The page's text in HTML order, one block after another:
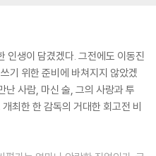
터슨
다르덴
미끄러진 그 자리에서 다시 일어
속에서 ‘다른 누구라도’라는 익명
픔을 남기며 끝났다고 해서 그 경
리사」에서 유일하게 마이클의 시
드디어 출간!
아보기’에 정리한 영화명과 영화
지 수 944쪽. 오랜 시간 성실하고
이자, 『영화는 두 번 시작된다』가
함께 걸어온 21세기 초반부를 동
인생이 담겼겠다. 그전에도 이동진
기 위한 준비에 바쳐지지 않았겠
난 사람, 마신 술, 그의 사랑과 투
최한 한 감독의 거대한 회고전 비